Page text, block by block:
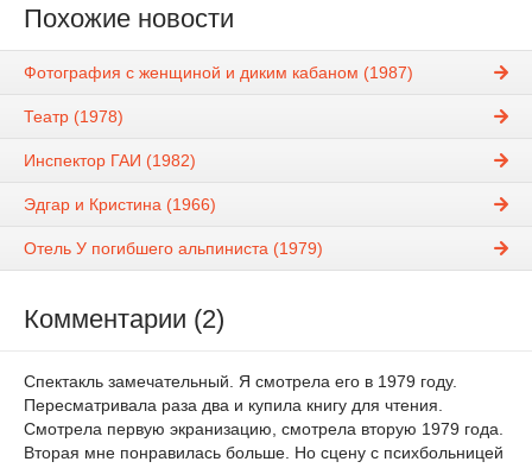
Похожие новости
Фотография с женщиной и диким кабаном (1987)
Театр (1978)
Инспектор ГАИ (1982)
Эдгар и Кристина (1966)
Отель У погибшего альпиниста (1979)
Комментарии (2)
Спектакль замечательный. Я смотрела его в 1979 году.
Пересматривала раза два и купила книгу для чтения.
Смотрела первую экранизацию, смотрела вторую 1979 года.
Вторая мне понравилась больше. Но сцену с психбольницей